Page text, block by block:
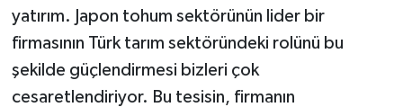
yatırım. Japon tohum sektörünün lider bir
firmasının Türk tarım sektöründeki rolünü bu
şekilde güçlendirmesi bizleri çok
cesaretlendiriyor. Bu tesisin, firmanın